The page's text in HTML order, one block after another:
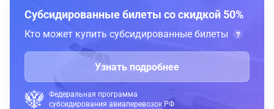
Субсидированные билеты со скидкой 50%
Кто может купить субсидированные билеты
Узнать подробнее
Федеральная программа
субсидирования авиаперевозок РФ